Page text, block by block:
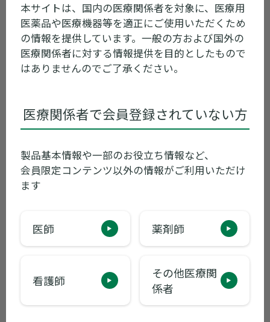
本サイトは、国内の医療関係者を対象に、医療用
医薬品や医療機器等を適正にご使用いただくため
の情報を提供しています。一般の方および国外の
医療関係者に対する情報提供を目的としたもので
はありませんのでご了承ください。
医療関係者で会員登録されていない方
製品基本情報や一部のお役立ち情報など、
会員限定コンテンツ以外の情報がご利用いただけ
ます
医師 薬剤師
看護師
その他医療関
係者
全製品
ア カ サ タ ナ
麻薬製品一覧
カ
ガスモチン錠/散